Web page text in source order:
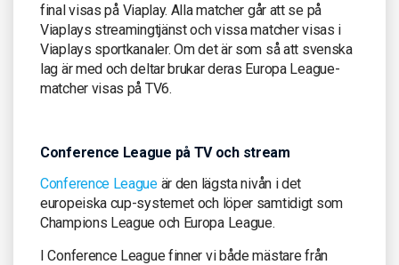
final visas på Viaplay. Alla matcher går att se på
Viaplays streamingtjänst och vissa matcher visas i
Viaplays sportkanaler. Om det är som så att svenska
lag är med och deltar brukar deras Europa League-
matcher visas på TV6.
Conference League på TV och stream
Conference Leagueär den lägsta nivån i det
europeiska cup-systemet och löper samtidigt som
Champions League och Europa League.
I Conference League finner vi både mästare från